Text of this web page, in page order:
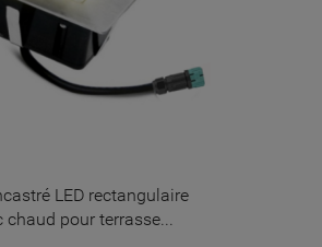
LED rectangulaire
chaud pour terrasse...